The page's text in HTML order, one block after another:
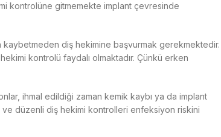
kontrolüne gitmemekte implant çevresinde
kaybetmeden diş hekimine başvurmak gerekmektedir.
kontrolü faydalı olmaktadır. Çünkü erken
ihmal edildiği zaman kemik kaybı ya da implant
ve düzenli diş hekimi kontrolleri enfeksiyon riskini